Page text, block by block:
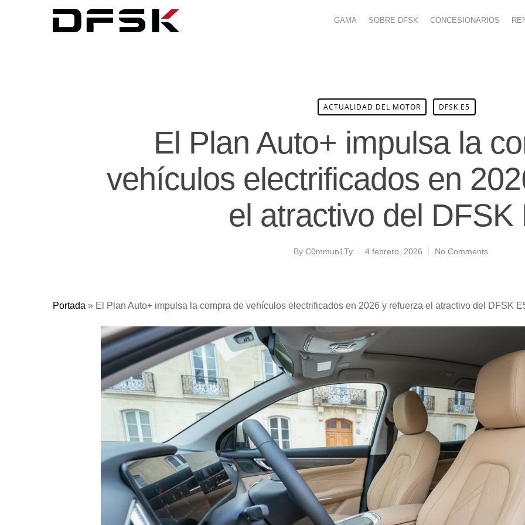
Pulse Enter para buscar o ESC para cerrar
GAMA SOBRE DFSK CONCESIONARIOS
ACTUALIDAD DEL MOTOR DFSK E5
El Plan Auto+ impulsa la
vehículos electrificados en
el atractivo del DFSK
By C0mmun1Ty 4 febrero, 2026 No Comments
Portada » El Plan Auto+ impulsa la compra de vehículos electrificados en 2026 y refuerza el atractivo del DFSK